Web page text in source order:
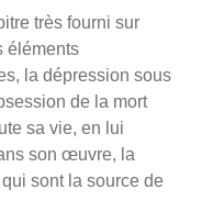
très fourni sur
éléments
la dépression sous
de la mort
sa vie, en lui
son œuvre, la
sont la source de